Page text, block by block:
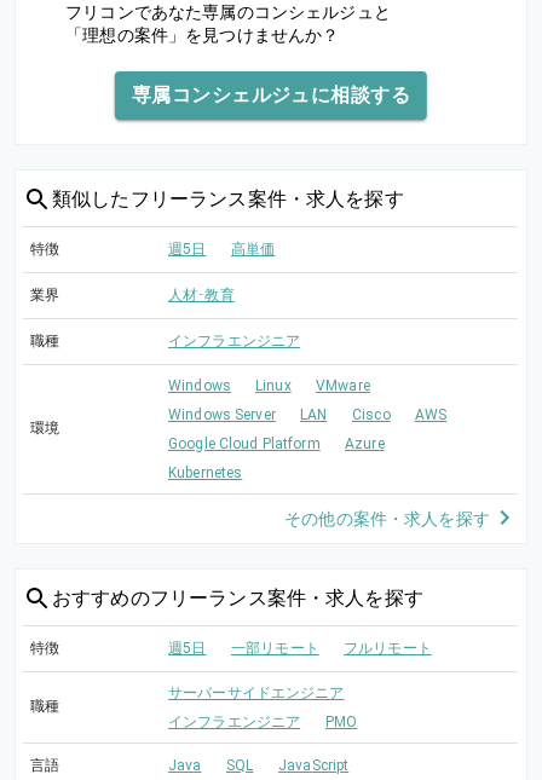
フリコンであなた専属のコンシェルジュと
「理想の案件」を見つけませんか？
専属コンシェルジュに相談する
類似した フリーランス案件・求人を探す
特徴 週5日 高単価
業界 人材･教育
職種 インフラエンジニア
環境
Windows Linux
VMware
Windows Server
LAN Cisco
AWS
Google Cloud Platform
Azure
Kubernetes
その他の案件・求人を探す
おすすめのフリーランス案件・求人を探す
特徴 週5日 一部リモート フルリモート
職種
サーバーサイドエンジニア
インフラエンジニア
PMO
言語 Java SQL JavaScript